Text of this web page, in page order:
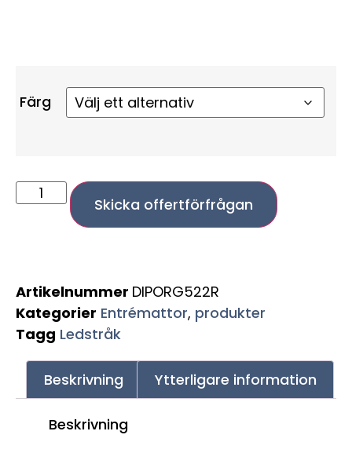
Färg
Skicka offertförfrågan
Artikelnummer DIPORG522R
Kategorier Entrémattor, produkter
Tagg Ledstråk
Beskrivning Ytterligare information
Beskrivning